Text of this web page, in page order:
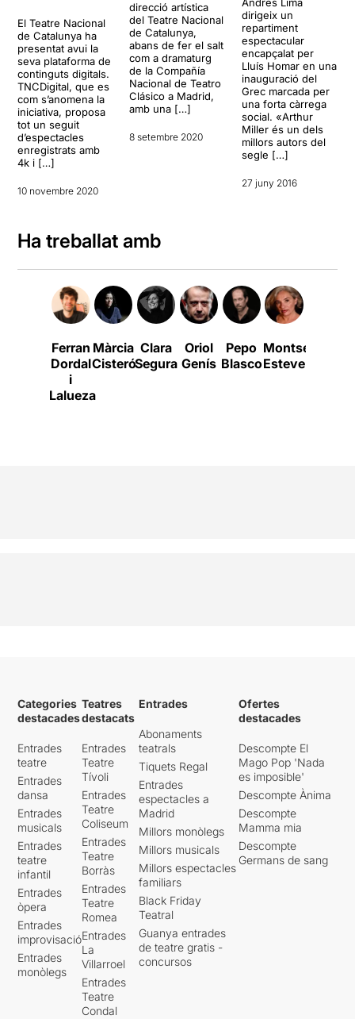
El Teatre Nacional
de Catalunya ha
presentat avui la
seva plataforma de
continguts digitals.
TNCDigital, que es
com s’anomena la
iniciativa, proposa
tot un seguit
d’espectacles
enregistrats amb
4k i […]
10 novembre 2020
direcció artística
del Teatre Nacional
de Catalunya,
abans de fer el salt
com a dramaturg
de la Compañía
Nacional de Teatro
Clásico a Madrid,
amb una […]
8 setembre 2020
dirigeix un
repartiment
espectacular
encapçalat per
Lluís Homar en una
inauguració del
Grec marcada per
una forta càrrega
social. «Arthur
Miller és un dels
millors autors del
segle […]
27 juny 2016
Ha treballat amb
Ferran
Dordal
i
Lalueza
Màrcia
Cisteró
Clara
Segura
Oriol
Genís
Pepo
Blasco
Montse
Esteve
Categories
destacades
Entrades
teatre
Entrades
dansa
Entrades
musicals
Entrades
teatre
infantil
Entrades
òpera
Entrades
improvisació
Entrades
monòlegs
Teatres
destacats
Entrades
Teatre
Tívoli
Entrades
Teatre
Coliseum
Entrades
Teatre
Borràs
Entrades
Teatre
Romea
Entrades
La
Villarroel
Entrades
Teatre
Condal
Entrades
Abonaments
teatrals
Tiquets Regal
Entrades
espectacles a
Madrid
Millors monòlegs
Millors musicals
Millors espectacles
familiars
Black Friday
Teatral
Guanya entrades
de teatre gratis -
concursos
Ofertes
destacades
Descompte El
Mago Pop 'Nada
es imposible'
Descompte Ànima
Descompte
Mamma mia
Descompte
Germans de sang